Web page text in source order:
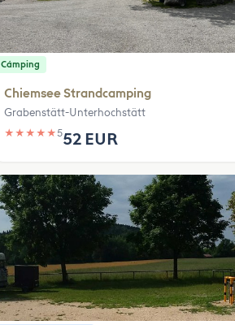
Cámping
Chiemsee Strandcamping
Grabenstätt-Unterhochstätt
★ ★ ★ ★ ★552 EUR